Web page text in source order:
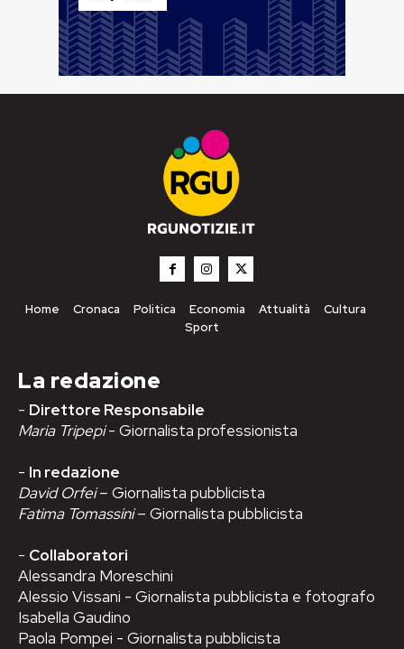
Home Cronaca Politica Economia Attualità
Cultura
Sport
La redazione
- Direttore Responsabile
Maria Tripepi- Giornalista professionista
- In redazione
David Orfei– Giornalista pubblicista
Fatima Tomassini– Giornalista pubblicista
- Collaboratori
Alessandra Moreschini
Alessio Vissani - Giornalista pubblicista e fotografo
Isabella Gaudino
Paola Pompei - Giornalista pubblicista